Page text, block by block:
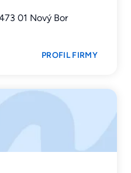
01 Nový Bor
PROFIL FIRMY